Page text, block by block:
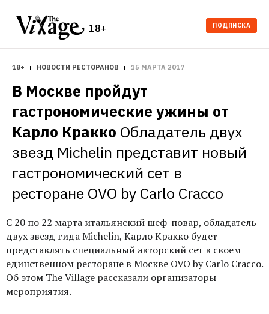
18+ ПОДПИСКА
18+ НОВОСТИ РЕСТОРАНОВ 15 МАРТА 2017
В Москве пройдут
гастрономические ужины от
Карло Кракко Обладатель двух
звезд Michelin представит новый
гастрономический сет в
ресторане OVO by Carlo Cracco
С 20 по 22 марта итальянский шеф-повар, обладатель
двух звезд гида Michelin, Карло Кракко будет
представлять специальный авторский сет в своем
единственном ресторане в Москве OVO by Carlo Cracco.
Об этом The Village рассказали организаторы
мероприятия.